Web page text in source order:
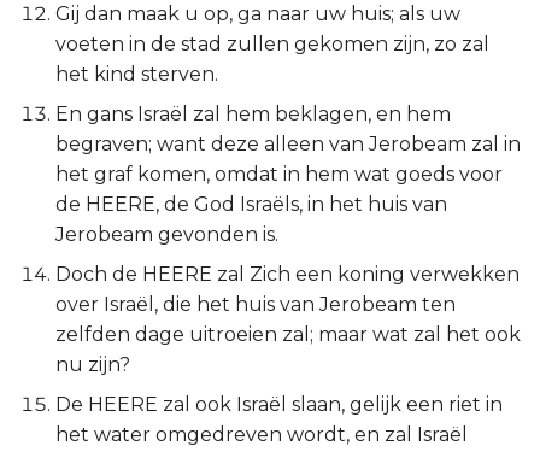
Gij dan maak u op, ga naar uw huis; als uw
voeten in de stad zullen gekomen zijn, zo zal
het kind sterven.
En gans Israël zal hem beklagen, en hem
begraven; want deze alleen van Jerobeam zal in
het graf komen, omdat in hem wat goeds voor
de HEERE, de God Israëls, in het huis van
Jerobeam gevonden is.
Doch de HEERE zal Zich een koning verwekken
over Israël, die het huis van Jerobeam ten
zelfden dage uitroeien zal; maar wat zal het ook
nu zijn?
De HEERE zal ook Israël slaan, gelijk een riet in
het water omgedreven wordt, en zal Israël